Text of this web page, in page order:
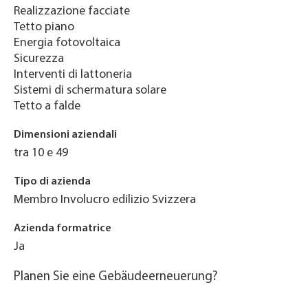
Realizzazione facciate
Tetto piano
Energia fotovoltaica
Sicurezza
Interventi di lattoneria
Sistemi di schermatura solare
Tetto a falde
Dimensioni aziendali
tra 10 e 49
Tipo di azienda
Membro Involucro edilizio Svizzera
Azienda formatrice
Ja
Planen Sie eine Gebäudeerneuerung?